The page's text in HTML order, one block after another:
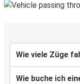
Wie viele Züge
Wie buche ich